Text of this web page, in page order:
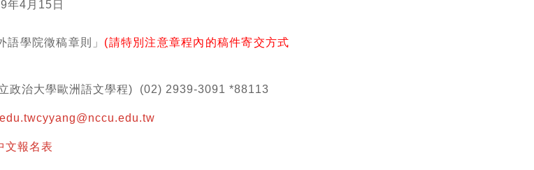
年4月15日
語學院徵稿章則」 (請特別注意章程內的稿件寄交方式
政治大學歐洲語文學程) (02) 2939-3091 *88113
cyyang@nccu.edu.tw
文報名表